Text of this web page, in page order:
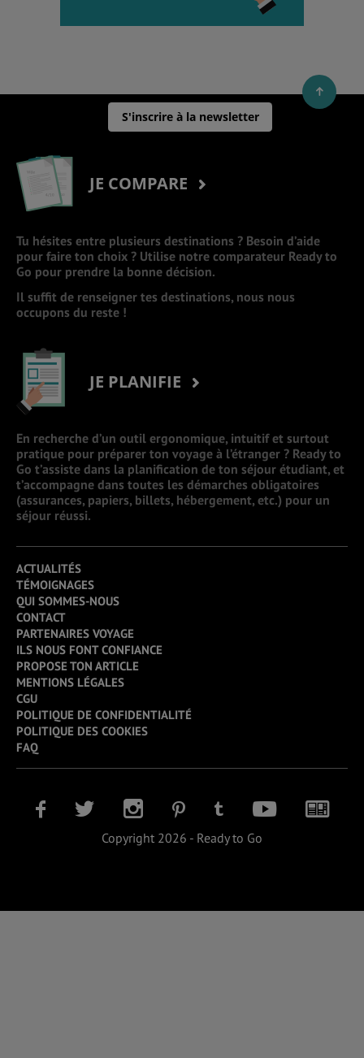
S'inscrire à la newsletter
JE COMPARE
Tu hésites entre plusieurs destinations ? Besoin d’aide
pour faire ton choix ? Utilise notre comparateur Ready to
Go pour prendre la bonne décision.
Il suffit de renseigner tes destinations, nous nous
occupons du reste !
JE PLANIFIE
En recherche d’un outil ergonomique, intuitif et surtout
pratique pour préparer ton voyage à l’étranger ? Ready to
Go t’assiste dans la planification de ton séjour étudiant, et
t’accompagne dans toutes les démarches obligatoires
(assurances, papiers, billets, hébergement, etc.) pour un
séjour réussi.
ACTUALITÉS
TÉMOIGNAGES
QUI SOMMES-NOUS
CONTACT
PARTENAIRES VOYAGE
ILS NOUS FONT CONFIANCE
PROPOSE TON ARTICLE
MENTIONS LÉGALES
CGU
POLITIQUE DE CONFIDENTIALITÉ
POLITIQUE DES COOKIES
FAQ
Copyright 2026 - Ready to Go